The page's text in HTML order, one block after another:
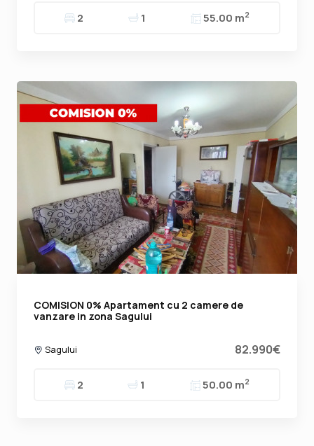
2 1 55.00 m2
COMISION 0% Apartament cu 2 camere de
vanzare in zona Sagului
Sagului 82.990€
2 1 50.00 m2